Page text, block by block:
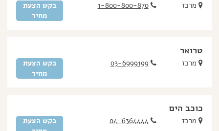
מרכז 1-800-800-870
בקש הצעת
מחיר
טרואר
מרכז 03-6999199
בקש הצעת
מחיר
כוכב הים
מרכז 04-6364444
בקש הצעת